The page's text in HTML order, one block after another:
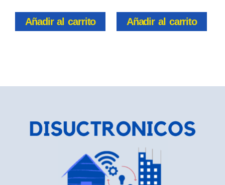
Añadir al carrito Añadir al carrito